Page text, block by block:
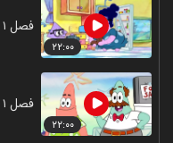
۲۲:۰۰
فصل ۱ - قسمت ۵ و ۶
۲۲:۰۰
فصل ۱ - قسمت ۴ - حراج اساسیه